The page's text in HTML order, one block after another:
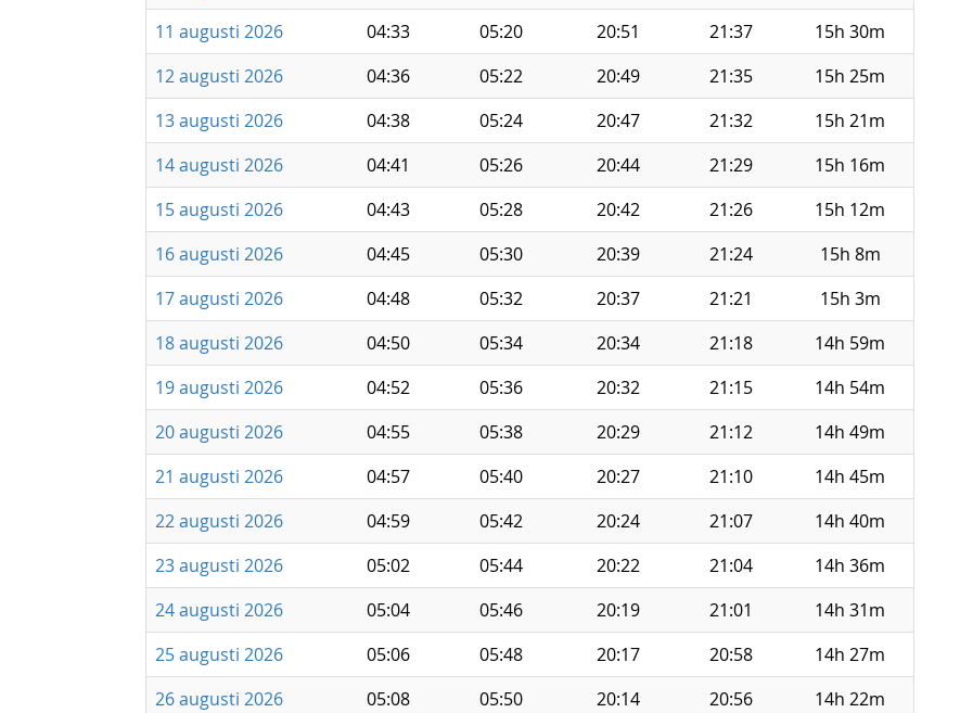
11 augusti 2026
04:33 05:20 20:51 21:37
15h 30m
12 augusti 2026
04:36 05:22 20:49 21:35
15h 25m
13 augusti 2026
04:38 05:24 20:47 21:32
15h 21m
14 augusti 2026
04:41 05:26 20:44 21:29
15h 16m
15 augusti 2026
04:43 05:28 20:42 21:26
15h 12m
16 augusti 2026
04:45 05:30 20:39 21:24
15h 8m
17 augusti 2026
04:48 05:32 20:37 21:21
15h 3m
18 augusti 2026
04:50 05:34 20:34 21:18
14h 59m
19 augusti 2026
04:52 05:36 20:32 21:15
14h 54m
20 augusti 2026
04:55 05:38 20:29 21:12
14h 49m
21 augusti 2026
04:57 05:40 20:27 21:10
14h 45m
22 augusti 2026
04:59 05:42 20:24 21:07
14h 40m
23 augusti 2026
05:02 05:44 20:22 21:04
14h 36m
24 augusti 2026
05:04 05:46 20:19 21:01
14h 31m
25 augusti 2026
05:06 05:48 20:17 20:58
14h 27m
26 augusti 2026
05:08 05:50 20:14 20:56
14h 22m